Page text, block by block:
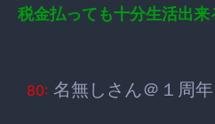
税金払っても十分生活出来
80: 名無しさん＠１周年